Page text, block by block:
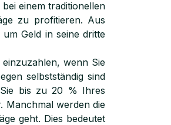
einem traditionellen
zu profitieren. Aus
Geld in seine dritte
wenn Sie
selbstständig sind
bis zu 20 % Ihres
Manchmal werden die
geht. Dies bedeutet